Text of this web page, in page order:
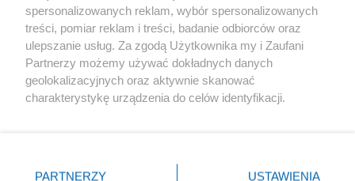
X Facebook Instagram Youtube
spersonalizowanych reklam, wybór spersonalizowanych
treści, pomiar reklam i treści, badanie odbiorców oraz
ulepszanie usług. Za zgodą Użytkownika my i Zaufani
Partnerzy możemy używać dokładnych danych
geolokalizacyjnych oraz aktywnie skanować
charakterystykę urządzenia do celów identyfikacji.
zmienić/wycofać klikając przycisk ustawień prywatności
PARTNERZY USTAWIENIA